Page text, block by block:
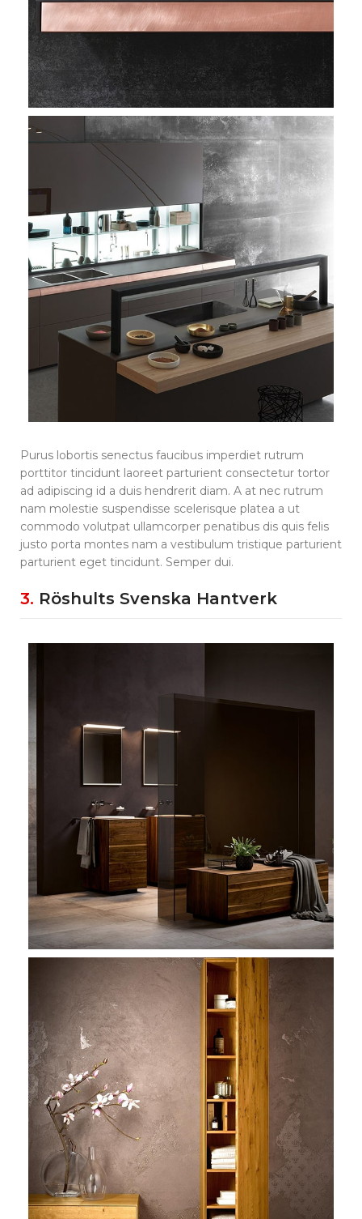
Purus lobortis senectus faucibus imperdiet rutrum
porttitor tincidunt laoreet parturient consectetur tortor
ad adipiscing id a duis hendrerit diam. A at nec rutrum
nam molestie suspendisse scelerisque platea a ut
commodo volutpat ullamcorper penatibus dis quis felis
justo porta montes nam a vestibulum tristique parturient
parturient eget tincidunt. Semper dui.
3. Röshults Svenska Hantverk